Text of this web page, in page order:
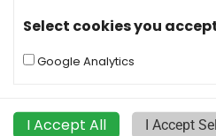
Select cookies you
Google Analytics
I Accept All I Accept